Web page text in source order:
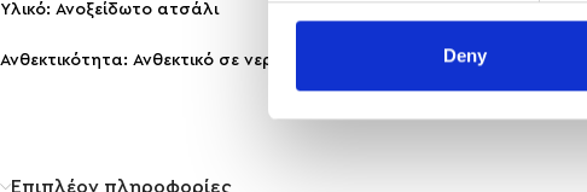
Deny
Υλικό: Ανοξείδωτο ατσάλι
Ανθεκτικότητα: Ανθεκτικό σε νερό & άρωμα, δεν μαυρίζει!
Επιπλέον πληροφορίες